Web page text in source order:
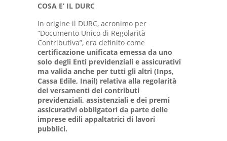
COSA E’ IL DURC
In origine il DURC, acronimo per
“Documento Unico di Regolarità
Contributiva”, era definito come
certificazione unificata emessa da uno
solo degli Enti previdenziali e assicurativi
ma valida anche per tutti gli altri (Inps,
Cassa Edile, Inail) relativa alla regolarità
dei versamenti dei contributi
previdenziali, assistenziali e dei premi
assicurativi obbligatori da parte delle
imprese edili appaltatrici di lavori
pubblici.